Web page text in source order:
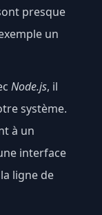
presque
un
Node.js, il
système.
à un
interface
ligne de